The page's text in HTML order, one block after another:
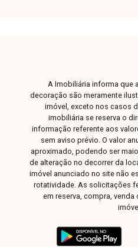
A Imobiliária informa que
decoração são meramente
imóvel, exceto nos casos
imobiliária se reserva o
informação referente aos
sem aviso prévio. O valor
aproximado, podendo ser
de alteração no decorrer da
imóvel anunciado no site não
rotatividade. As solicitações
em reserva, compra,